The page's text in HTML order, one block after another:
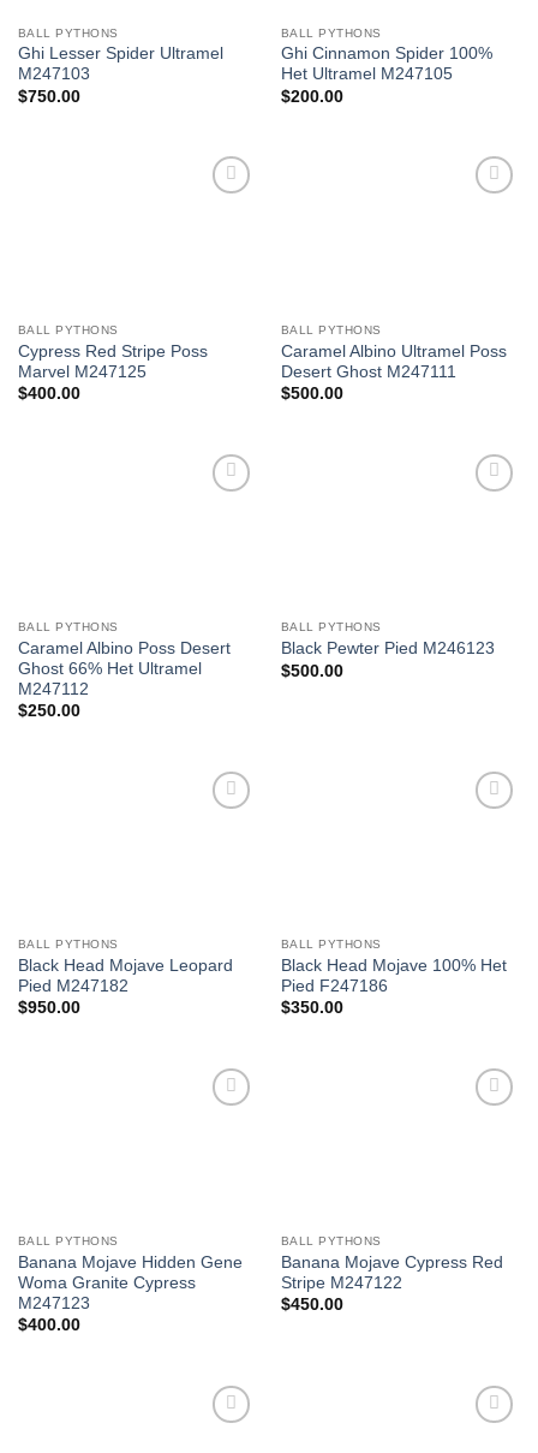
BALL PYTHONS
Ghi Lesser Spider Ultramel
M247103
$750.00
BALL PYTHONS
Ghi Cinnamon Spider 100%
Het Ultramel M247105
$200.00
BALL PYTHONS
Cypress Red Stripe Poss
Marvel M247125
$400.00
BALL PYTHONS
Caramel Albino Ultramel Poss
Desert Ghost M247111
$500.00
BALL PYTHONS
Caramel Albino Poss Desert
Ghost 66% Het Ultramel
M247112
$250.00
BALL PYTHONS
Black Pewter Pied M246123
$500.00
BALL PYTHONS
Black Head Mojave Leopard
Pied M247182
$950.00
BALL PYTHONS
Black Head Mojave 100% Het
Pied F247186
$350.00
BALL PYTHONS
Banana Mojave Hidden Gene
Woma Granite Cypress
M247123
$400.00
BALL PYTHONS
Banana Mojave Cypress Red
Stripe M247122
$450.00